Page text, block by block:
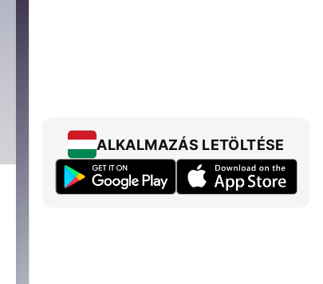
ALKALMAZÁS LETÖLTÉSE